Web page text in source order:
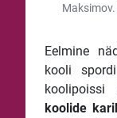
Maksimov.
Eelmine
kooli
koolide